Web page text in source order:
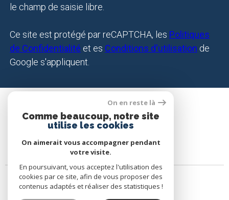
le champ de saisie libre.
Ce site est protégé par reCAPTCHA, les Politiques
de Confidentialité et es Conditions d'utilisation de
Google s'appliquent.
SE CONNECTER
ESPACE PROPRIÉTAIRE
On en reste là
Comme beaucoup, notre site
utilise les cookies
On aimerait vous accompagner pendant
votre visite.
En poursuivant, vous acceptez l'utilisation des
cookies par ce site, afin de vous proposer des
contenus adaptés et réaliser des statistiques !